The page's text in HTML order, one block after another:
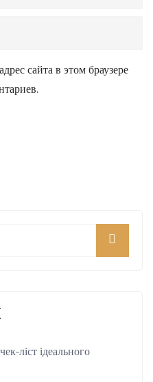
сайта в этом браузере
ліст ідеального